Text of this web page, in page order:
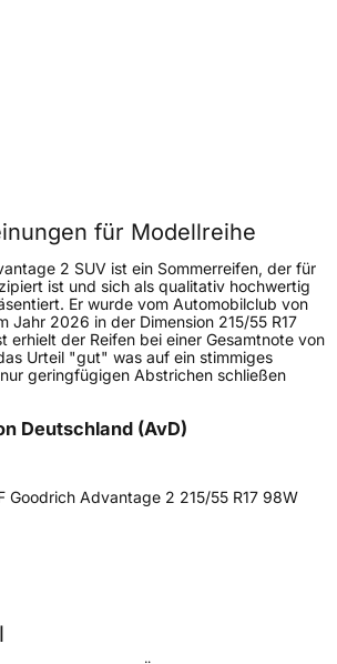
270 km/h
2 SUV
für Modellreihe
2 SUV ist ein Sommerreifen, der für
ist und sich als qualitativ hochwertig
Er wurde vom Automobilclub von
Jahr 2026 in der Dimension 215/55 R17
erhielt der Reifen bei einer Gesamtnote von
Urteil "gut" was auf ein stimmiges
geringfügigen Abstrichen schließen
Deutschland (AvD)
Goodrich Advantage 2 215/55 R17 98W